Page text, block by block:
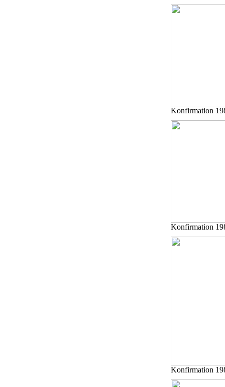
Konfirmation
Konfirmation
Konfirmation